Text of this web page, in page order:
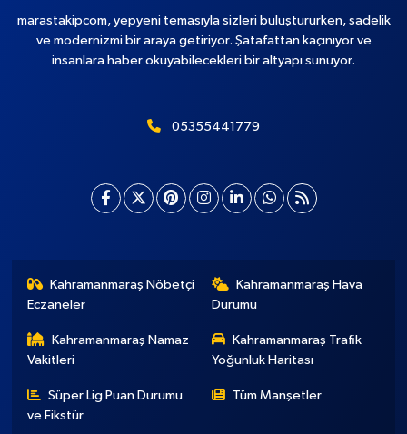
marastakipcom, yepyeni temasıyla sizleri buluştururken, sadelik
ve modernizmi bir araya getiriyor. Şatafattan kaçınıyor ve
insanlara haber okuyabilecekleri bir altyapı sunuyor.
05355441779
Kahramanmaraş Nöbetçi
Eczaneler
Kahramanmaraş Hava
Durumu
Kahramanmaraş Namaz
Vakitleri
Kahramanmaraş Trafik
Yoğunluk Haritası
Süper Lig Puan Durumu
ve Fikstür
Tüm Manşetler